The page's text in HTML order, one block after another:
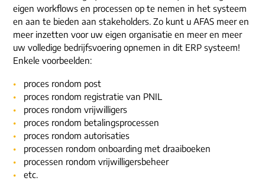
eigen workflows en processen op te nemen in het systeem
en aan te bieden aan stakeholders. Zo kunt u AFAS meer en
meer inzetten voor uw eigen organisatie en meer en meer
uw volledige bedrijfsvoering opnemen in dit ERP systeem!
Enkele voorbeelden:
proces rondom post
proces rondom registratie van PNIL
proces rondom vrijwilligers
proces rondom betalingsprocessen
proces rondom autorisaties
processen rondom onboarding met draaiboeken
processen rondom vrijwilligersbeheer
etc.